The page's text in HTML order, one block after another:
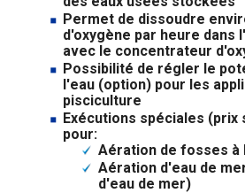
Permet de dissoudre
d'oxygène par heure dans
avec le concentrateur
Possibilité de régler le
l'eau (option) pour les
pisciculture
Exécutions spéciales (prix
pour:
Aération de fosses à
Aération d'eau de
d'eau de mer)